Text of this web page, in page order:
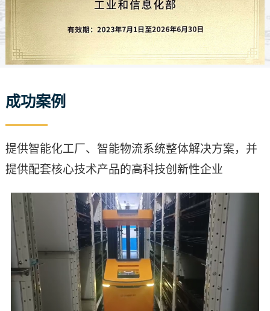
成功案例
提供智能化工厂、智能物流系统整体解决方案，并
提供配套核心技术产品的高科技创新性企业